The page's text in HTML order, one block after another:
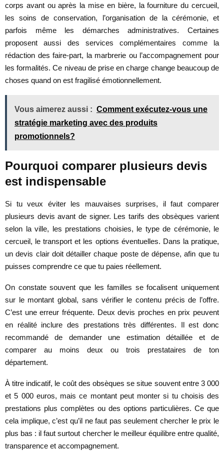
corps avant ou après la mise en bière, la fourniture du cercueil,
les soins de conservation, l’organisation de la cérémonie, et
parfois même les démarches administratives. Certaines
proposent aussi des services complémentaires comme la
rédaction des faire-part, la marbrerie ou l’accompagnement pour
les formalités. Ce niveau de prise en charge change beaucoup de
choses quand on est fragilisé émotionnellement.
Vous aimerez aussi : Comment exécutez-vous une
stratégie marketing avec des produits
promotionnels?
Pourquoi comparer plusieurs devis
est indispensable
Si tu veux éviter les mauvaises surprises, il faut comparer
plusieurs devis avant de signer. Les tarifs des obsèques varient
selon la ville, les prestations choisies, le type de cérémonie, le
cercueil, le transport et les options éventuelles. Dans la pratique,
un devis clair doit détailler chaque poste de dépense, afin que tu
puisses comprendre ce que tu paies réellement.
On constate souvent que les familles se focalisent uniquement
sur le montant global, sans vérifier le contenu précis de l’offre.
C’est une erreur fréquente. Deux devis proches en prix peuvent
en réalité inclure des prestations très différentes. Il est donc
recommandé de demander une estimation détaillée et de
comparer au moins deux ou trois prestataires de ton
département.
À titre indicatif, le coût des obsèques se situe souvent entre 3 000
et 5 000 euros, mais ce montant peut monter si tu choisis des
prestations plus complètes ou des options particulières. Ce que
cela implique, c’est qu’il ne faut pas seulement chercher le prix le
plus bas : il faut surtout chercher le meilleur équilibre entre qualité,
transparence et accompagnement.